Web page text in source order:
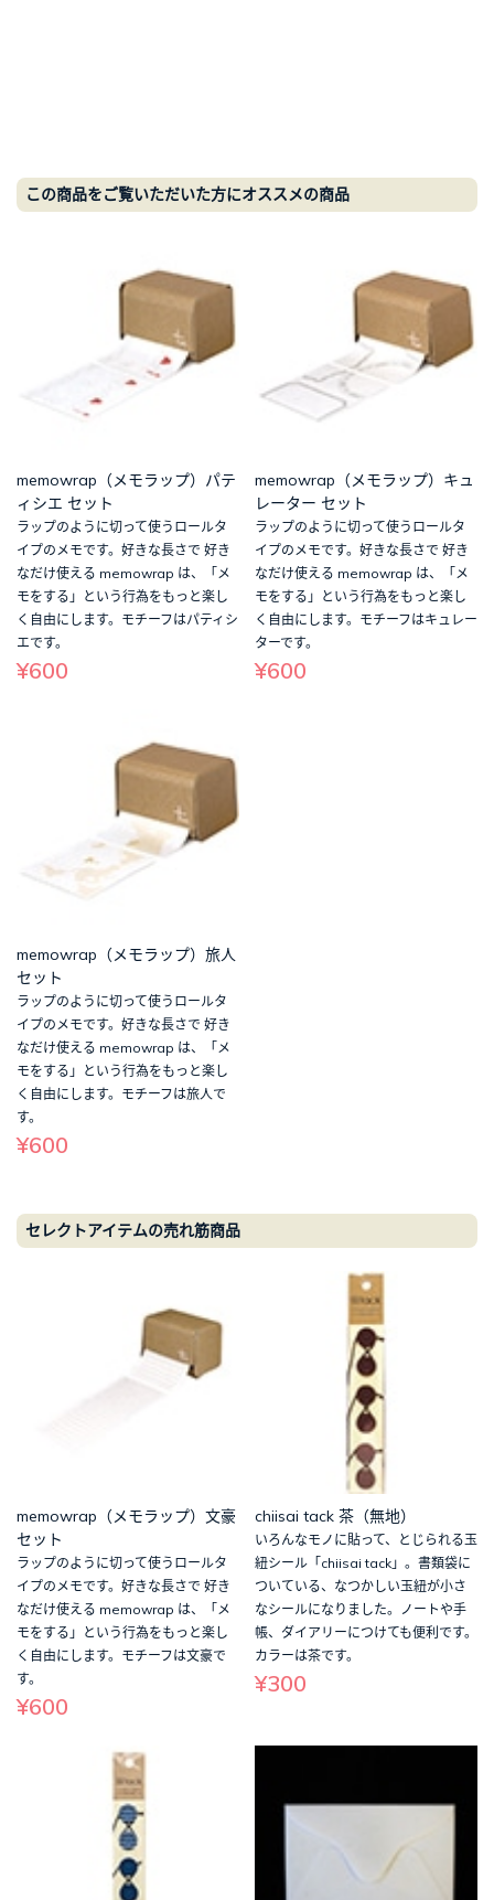
この商品をご覧いただいた方にオススメの商品
memowrap（メモラップ）パテ
ィシエ セット
ラップのように切って使うロールタ
イプのメモです。好きな長さで 好き
なだけ使える memowrap は、「メ
モをする」という行為をもっと楽し
く自由にします。モチーフはパティシ
エです。
¥600
memowrap（メモラップ）キュ
レーター セット
ラップのように切って使うロールタ
イプのメモです。好きな長さで 好き
なだけ使える memowrap は、「メ
モをする」という行為をもっと楽し
く自由にします。モチーフはキュレー
ターです。
¥600
memowrap（メモラップ）旅人
セット
ラップのように切って使うロールタ
イプのメモです。好きな長さで 好き
なだけ使える memowrap は、「メ
モをする」という行為をもっと楽し
く自由にします。モチーフは旅人で
す。
¥600
セレクトアイテムの売れ筋商品
memowrap（メモラップ）文豪
セット
ラップのように切って使うロールタ
イプのメモです。好きな長さで 好き
なだけ使える memowrap は、「メ
モをする」という行為をもっと楽し
く自由にします。モチーフは文豪で
す。
¥600
chiisai tack 茶（無地）
いろんなモノに貼って、とじられる玉
紐シール「chiisai tack」。書類袋に
ついている、なつかしい玉紐が小さ
なシールになりました。ノートや手
帳、ダイアリーにつけても便利です。
カラーは茶です。
¥300